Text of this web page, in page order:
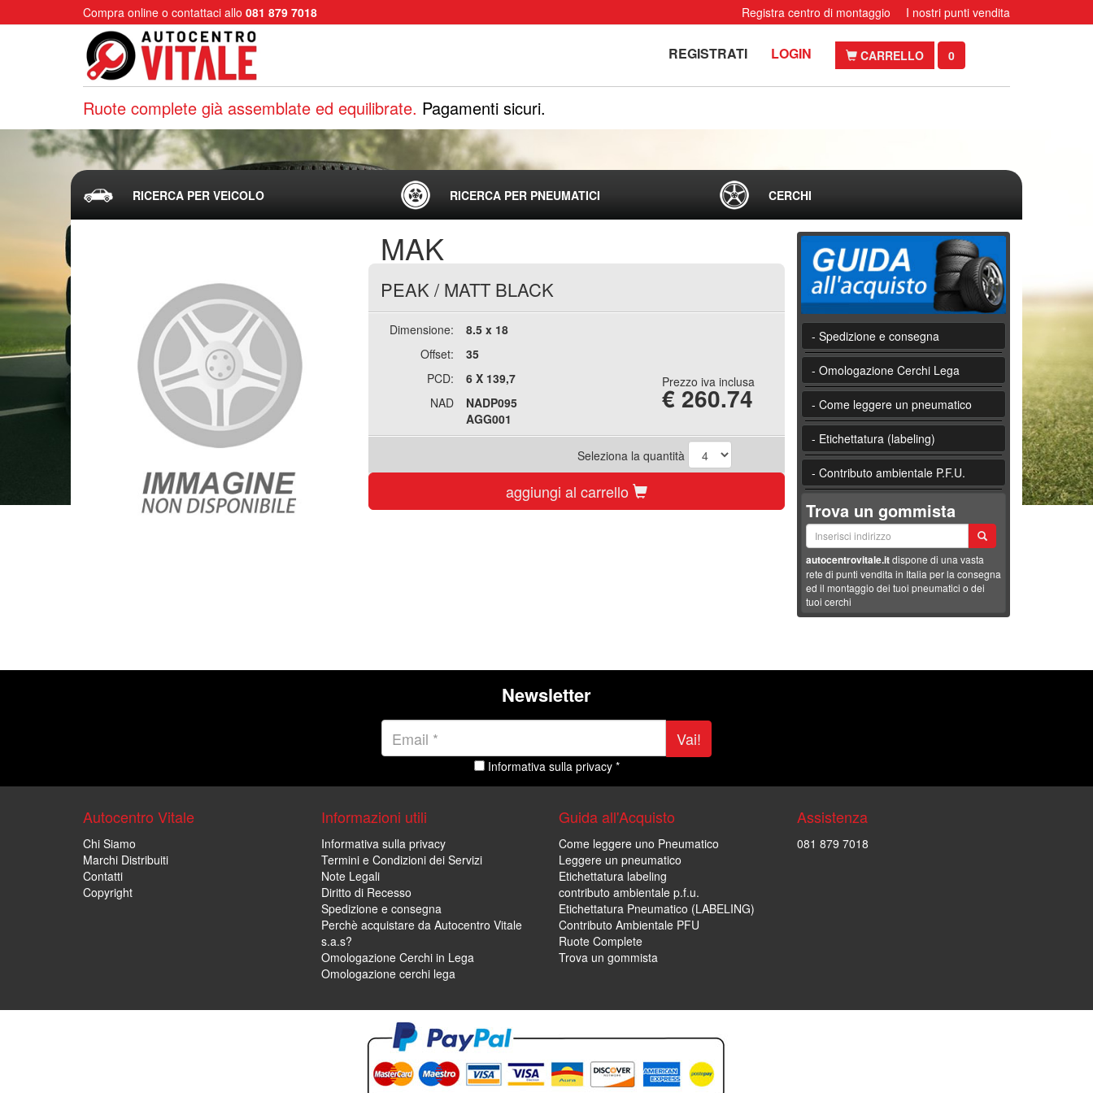
Compra online o contattaci allo 081 879 7018 Registra centro di montaggio I nostri punti vendita
REGISTRATI LOGIN CARRELLO 0
Ruote complete già assemblate ed equilibrate. Pagamenti sicuri.
RICERCA PER VEICOLO RICERCA PER PNEUMATICI CERCHI
MAK
PEAK / MATT BLACK
Dimensione:
8.5 x 18
Offset:
35
PCD:
6 X 139,7
NAD
NADP095
AGG001
Prezzo iva inclusa
€ 260.74
Seleziona la quantità
aggiungi al carrello
- Spedizione e consegna
- Omologazione Cerchi Lega
- Come leggere un pneumatico
- Etichettatura (labeling)
- Contributo ambientale P.F.U.
Trova un gommista
autocentrovitale.itdispone di una vasta
rete di punti vendita in Italia per la consegna
ed il montaggio dei tuoi pneumatici o dei
tuoi cerchi
Newsletter
Vai!
Informativa sulla privacy *
Autocentro Vitale
Chi Siamo
Marchi Distribuiti
Contatti
Copyright
Informazioni utili
Informativa sulla privacy
Termini e Condizioni dei Servizi
Note Legali
Diritto di Recesso
Spedizione e consegna
Perchè acquistare da Autocentro Vitale
s.a.s?
Omologazione Cerchi in Lega
Omologazione cerchi lega
Guida all'Acquisto
Come leggere uno Pneumatico
Leggere un pneumatico
Etichettatura labeling
contributo ambientale p.f.u.
Etichettatura Pneumatico (LABELING)
Contributo Ambientale PFU
Ruote Complete
Trova un gommista
Assistenza
081 879 7018